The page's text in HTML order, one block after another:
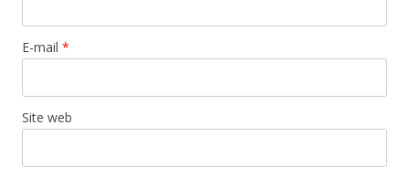
E-mail *
Site web